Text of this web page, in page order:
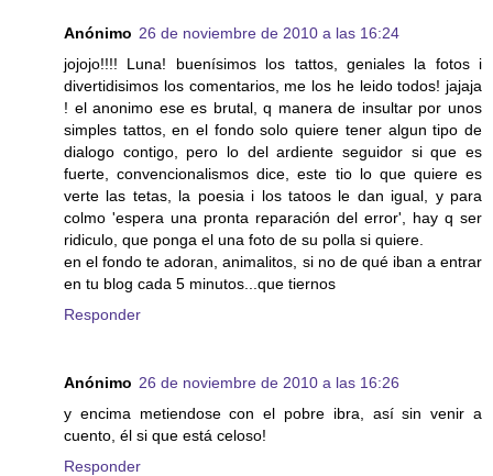
Anónimo 26 de noviembre de 2010 a las 16:24
jojojo!!!! Luna! buenísimos los tattos, geniales la fotos i
divertidisimos los comentarios, me los he leido todos! jajaja
! el anonimo ese es brutal, q manera de insultar por unos
simples tattos, en el fondo solo quiere tener algun tipo de
dialogo contigo, pero lo del ardiente seguidor si que es
fuerte, convencionalismos dice, este tio lo que quiere es
verte las tetas, la poesia i los tatoos le dan igual, y para
colmo 'espera una pronta reparación del error', hay q ser
ridiculo, que ponga el una foto de su polla si quiere.
en el fondo te adoran, animalitos, si no de qué iban a entrar
en tu blog cada 5 minutos...que tiernos
Responder
Anónimo 26 de noviembre de 2010 a las 16:26
y encima metiendose con el pobre ibra, así sin venir a
cuento, él si que está celoso!
Responder